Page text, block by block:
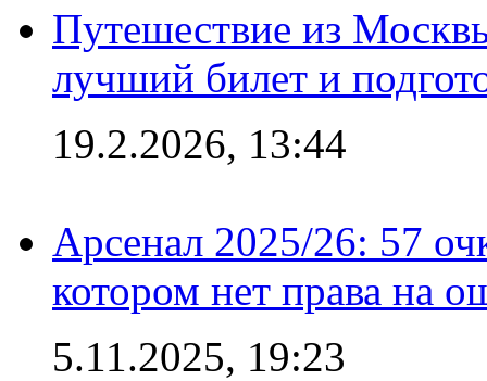
Путешествие из
лучший билет и
19.2.2026, 13:44
Арсенал 2025/26: 57
котором нет права на
5.11.2025, 19:23